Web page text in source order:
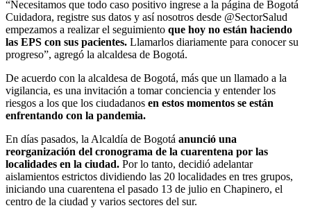
“Necesitamos que todo caso positivo ingrese a la página de Bogotá
Cuidadora, registre sus datos y así nosotros desde @SectorSalud
empezamos a realizar el seguimiento que hoy no están haciendo
las EPS con sus pacientes. Llamarlos diariamente para conocer su
progreso”, agregó la alcaldesa de Bogotá.
De acuerdo con la alcaldesa de Bogotá, más que un llamado a la
vigilancia, es una invitación a tomar conciencia y entender los
riesgos a los que los ciudadanos en estos momentos se están
enfrentando con la pandemia.
En días pasados, la Alcaldía de Bogotá anunció una
reorganización del cronograma de la cuarentena por las
localidades en la ciudad. Por lo tanto, decidió adelantar
aislamientos estrictos dividiendo las 20 localidades en tres grupos,
iniciando una cuarentena el pasado 13 de julio en Chapinero, el
centro de la ciudad y varios sectores del sur.